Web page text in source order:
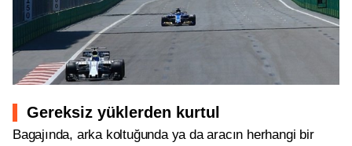
Gereksiz yüklerden kurtul
Bagajında, arka koltuğunda ya da aracın herhangi bir